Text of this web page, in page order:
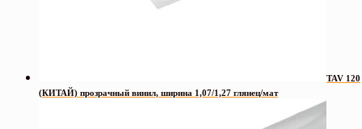
TAV 120
(КИТАЙ) прозрачный винил, ширина 1,07/1,27 глянец/мат